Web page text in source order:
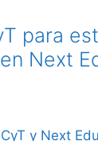
para
Next